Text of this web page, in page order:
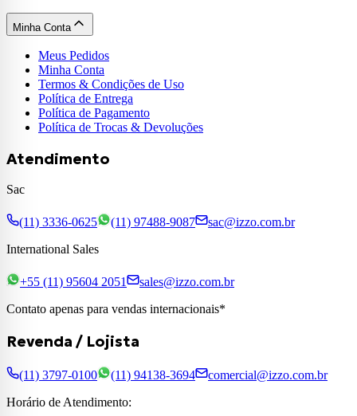
Minha Conta
Meus Pedidos
Minha Conta
Termos & Condições de Uso
Política de Entrega
Política de Pagamento
Política de Trocas & Devoluções
Atendimento
Sac
(11) 3336-0625 (11) 97488-9087
sac@izzo.com.br
International Sales
+55 (11) 95604 2051
sales@izzo.com.br
Contato apenas para vendas internacionais*
Revenda / Lojista
(11) 3797-0100 (11) 94138-3694
comercial@izzo.com.br
Horário de Atendimento: